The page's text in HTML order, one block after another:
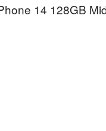
14 128GB